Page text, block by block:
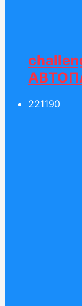
221190